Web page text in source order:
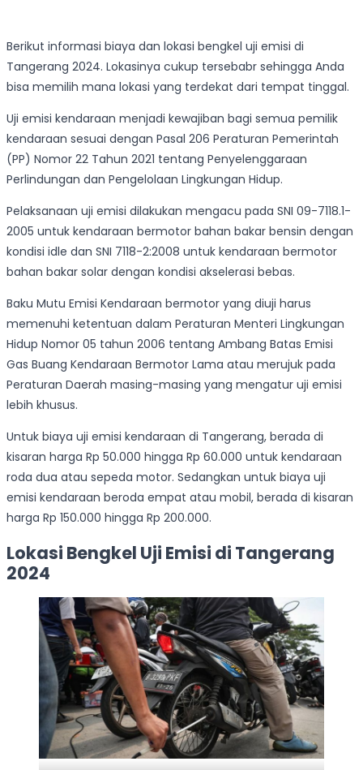
Berikut informasi biaya dan lokasi bengkel uji emisi di
Tangerang 2024. Lokasinya cukup tersebabr sehingga Anda
bisa memilih mana lokasi yang terdekat dari tempat tinggal.
Uji emisi kendaraan menjadi kewajiban bagi semua pemilik
kendaraan sesuai dengan Pasal 206 Peraturan Pemerintah
(PP) Nomor 22 Tahun 2021 tentang Penyelenggaraan
Perlindungan dan Pengelolaan Lingkungan Hidup.
Pelaksanaan uji emisi dilakukan mengacu pada SNI 09-7118.1-
2005 untuk kendaraan bermotor bahan bakar bensin dengan
kondisi idle dan SNI 7118-2:2008 untuk kendaraan bermotor
bahan bakar solar dengan kondisi akselerasi bebas.
Baku Mutu Emisi Kendaraan bermotor yang diuji harus
memenuhi ketentuan dalam Peraturan Menteri Lingkungan
Hidup Nomor 05 tahun 2006 tentang Ambang Batas Emisi
Gas Buang Kendaraan Bermotor Lama atau merujuk pada
Peraturan Daerah masing-masing yang mengatur uji emisi
lebih khusus.
Untuk biaya uji emisi kendaraan di Tangerang, berada di
kisaran harga Rp 50.000 hingga Rp 60.000 untuk kendaraan
roda dua atau sepeda motor. Sedangkan untuk biaya uji
emisi kendaraan beroda empat atau mobil, berada di kisaran
harga Rp 150.000 hingga Rp 200.000.
Lokasi Bengkel Uji Emisi di Tangerang
2024